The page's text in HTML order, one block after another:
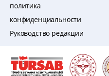
политика
конфиденциальности
Руководство редакции